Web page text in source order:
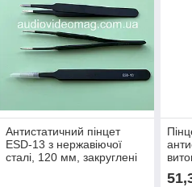
Антистатичний пінцет
ESD-13 з нержавіючої
сталі, 120 мм, закруглені